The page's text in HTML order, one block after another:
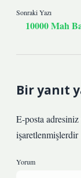
Sonraki Yazı
10000 Mah
Bir yanıt
E-posta
işaretlenmişlerdir
Yorum